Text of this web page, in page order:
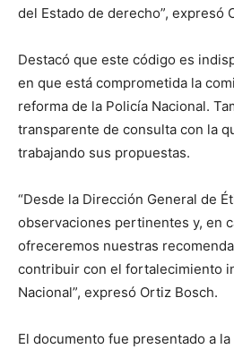
del Estado de derecho”, expresó
Destacó que este código es
en que está comprometida la
reforma de la Policía Nacional.
transparente de consulta con la
trabajando sus propuestas.
“Desde la Dirección General de
observaciones pertinentes y, en
ofreceremos nuestras
contribuir con el fortalecimiento
Nacional”, expresó Ortiz Bosch.
El documento fue presentado a la